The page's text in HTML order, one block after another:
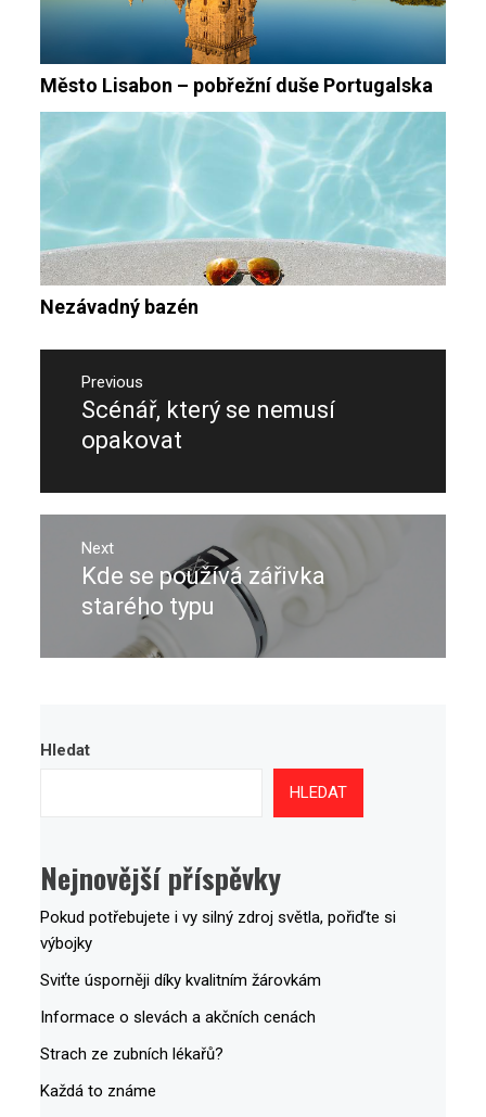
Město Lisabon – pobřežní duše Portugalska
Nezávadný bazén
Navigace
příspěvek
Previous
Previous
post:
Scénář, který se nemusí
opakovat
Next
Next
post:
Kde se používá zářivka
starého typu
Hledat
HLEDAT
Nejnovější příspěvky
Pokud potřebujete i vy silný zdroj světla, pořiďte si
výbojky
Sviťte úsporněji díky kvalitním žárovkám
Informace o slevách a akčních cenách
Strach ze zubních lékařů?
Každá to známe